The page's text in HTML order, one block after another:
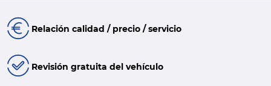
Relación calidad / precio / servicio
Revisión gratuita del vehículo